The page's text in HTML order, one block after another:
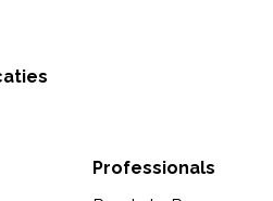
Professionals